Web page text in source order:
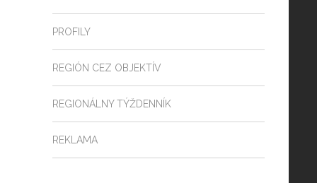
PROFILY
REGIÓN CEZ OBJEKTÍV
REGIONÁLNY TÝŽDENNÍK
REKLAMA